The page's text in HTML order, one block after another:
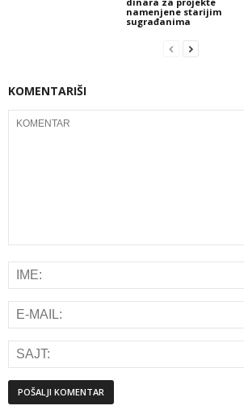
namenjene starijim
sugrađanima
KOMENTARIŠI